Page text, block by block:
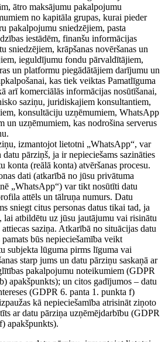
ātro maksājumu pakalpojumu
no kapitāla grupas, kurai pieder
pakalpojumu sniedzējiem, pasta
iestādēm, finanšu informācijas
sniedzējiem, krāpšanas novēršanas un
ieguldījumu fondu pārvaldītājiem,
un platformu piegādātājiem darījumu un
kas tiek veiktas Pamatlīguma
arī komerciālās informācijas nosūtīšanai,
saziņu, juridiskajiem konsultantiem,
konsultāciju uzņēmumiem, WhatsApp
un uzņēmumiem, kas nodrošina serverus
izmantojot lietotni „WhatsApp“, var
pārziņš, ja ir nepieciešams sazināties
konta (reālā konta) atvēršanas procesu.
dati (atkarībā no jūsu privātuma
„WhatsApp“) var tikt nosūtīti datu
attēls un tālruņa numurs. Datu
sniegt citus personas datus tikai tad, ja
lai atbildētu uz jūsu jautājumu vai risinātu
saziņa. Atkarībā no situācijas datu
pamats būs nepieciešamība veikt
subjekta lūguma pirms līguma vai
starp jums un datu pārziņu saskaņā ar
pakalpojumu noteikumiem (GDPR
apakšpunkts); un citos gadījumos – datu
(GDPR 6. panta 1. punkta f)
kā nepieciešamība atrisināt ziņoto
ar datu pārziņa uzņēmējdarbību (GDPR
apakšpunkts).